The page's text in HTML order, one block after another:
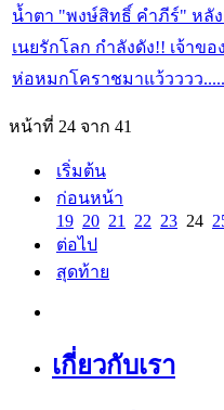
น้ำตา "พงษ์สิทธิ์ คำภีร์" หลั
เนยรักโลก กำลังดัง!! เจ้าข
ห่อหมกโคราชมาแว้วววว.....
หน้าที่ 24 จาก 41
เริ่มต้น
ก่อนหน้า
19 20 21 22 23 24
ต่อไป
สุดท้าย
เกี่ยวกับเรา